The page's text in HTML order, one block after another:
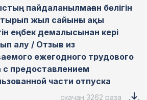
пайдаланылмаған бөлігін
жыл сайынғы ақы
еңбек демалысынан кері
алу / Отзыв из
ежегодного трудового
с предоставлением
части отпуска
скачан 3262 раза